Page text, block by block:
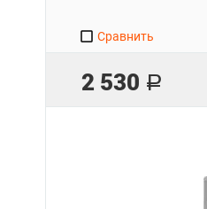
2 530 Р
Сравнить